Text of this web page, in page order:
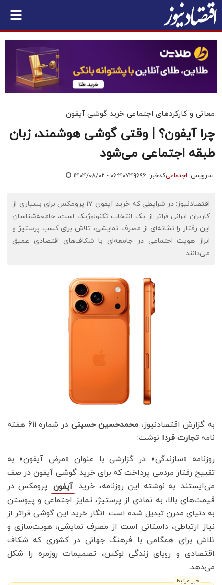
معانی و کارکردهای اجتماعی خرید گوشی آیفون
چرا آیفون؟ | وقتی گوشی هوشمند، زبان
طبقه اجتماعی می‌شود
سرویس: اجتماعیکدخبر: ۷۴۹۶۹۶ ۱۴۰۴/۰۸/۰۲ - ۰۶:۴۰
اقتصادنیوز: در شرایطی که خرید آیفون ۱۷ پرومکس برای بسیاری از
کاربران ایرانی فراتر از یک انتخاب تکنولوژیک است، جامعه‌شناسان
این رفتار را نشانه‌ای از مصرف نمایشی، تلاش برای کسب پرستیژ و
ابراز هویت اجتماعی در جامعه‌ای با شکاف‌های اقتصادی عمیق
می‌دانند.
به گزارش اقتصادنیوز، محمدحسین حسینی
در شماره 611 هفته
نامه تجارت فردا نوشت:
روزنامه «سازندگی» در گزارشی با عنوان «مرض آیفون» به
تقبیح رفتار مردمی پرداخت که برای خرید گوشی آیفون در صف
می‌ایستند. به نوشته این روزنامه، خرید آیفون
پرومکس در
قیمت‌های بالا، به نمادی از پرستیژ، تمایز اجتماعی و پیوستن
به دنیای مدرن تبدیل شده است. انگار خرید این گوشی فراتر از
نیاز ارتباطی، داستانی است از مصرف نمایشی، هویت‌سازی و
تلاش برای همگامی با فرهنگ جهانی در کشوری که شکاف
اقتصادی و رویای زندگی لوکس، تصمیمات روزمره را شکل
می‌دهد.
خبر مرتبط